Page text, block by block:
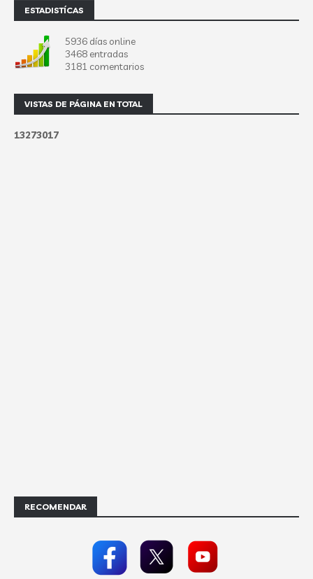
ESTADISTÍCAS
5936 días online
3468 entradas
3181 comentarios
VISTAS DE PÁGINA EN TOTAL
13273017
RECOMENDAR